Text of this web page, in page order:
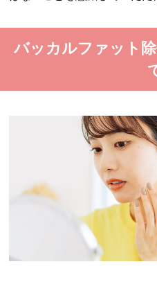
バッカルファット